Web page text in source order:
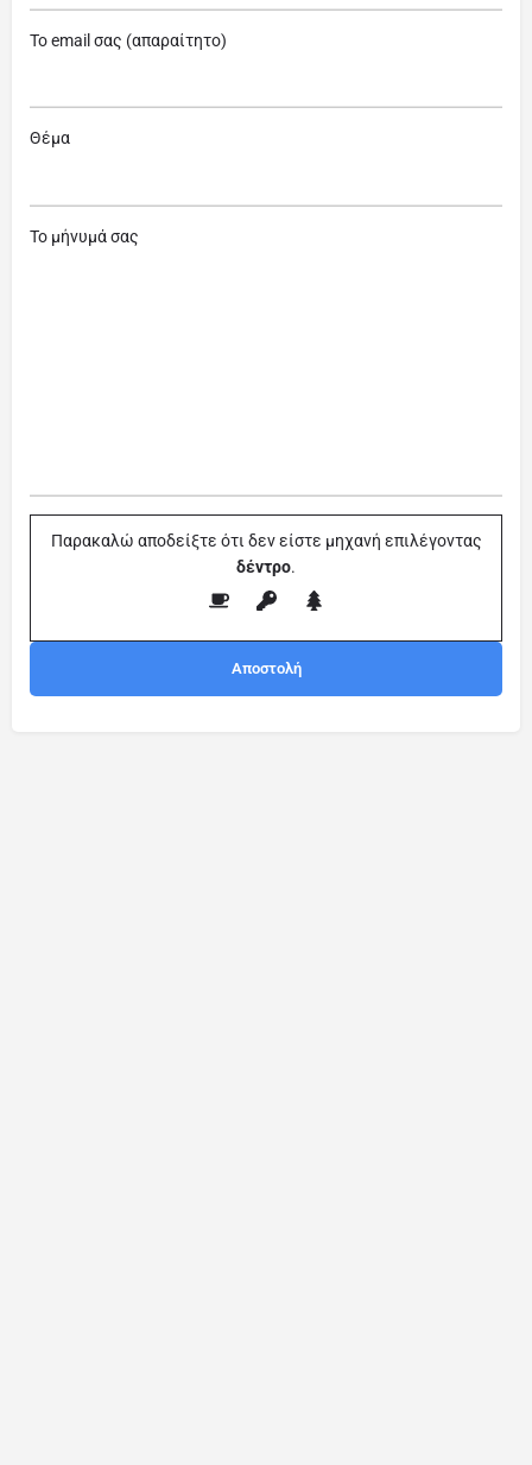
Το email σας (απαραίτητο)
Θέμα
Το μήνυμά σας
Παρακαλώ αποδείξτε ότι δεν είστε μηχανή επιλέγοντας
δέντρο.